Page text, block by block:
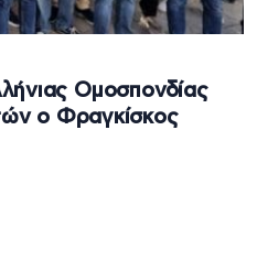
Ομοσπονδίας
ο Φραγκίσκος